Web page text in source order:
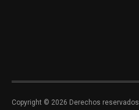
Copyright © 2026 Derechos reservados